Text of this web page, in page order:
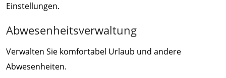
Einstellungen.
Abwesenheitsverwaltung
Verwalten Sie komfortabel Urlaub und andere
Abwesenheiten.